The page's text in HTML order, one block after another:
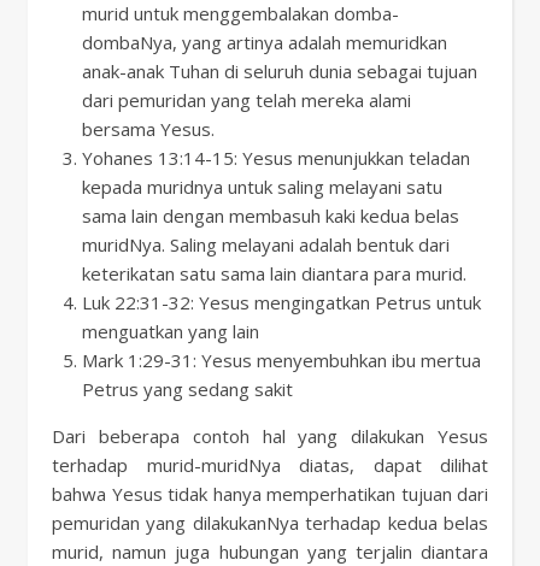
murid untuk menggembalakan domba-
dombaNya, yang artinya adalah memuridkan
anak-anak Tuhan di seluruh dunia sebagai tujuan
dari pemuridan yang telah mereka alami
bersama Yesus.
Yohanes 13:14-15: Yesus menunjukkan teladan
kepada muridnya untuk saling melayani satu
sama lain dengan membasuh kaki kedua belas
muridNya. Saling melayani adalah bentuk dari
keterikatan satu sama lain diantara para murid.
Luk 22:31-32: Yesus mengingatkan Petrus untuk
menguatkan yang lain
Mark 1:29-31: Yesus menyembuhkan ibu mertua
Petrus yang sedang sakit
Dari beberapa contoh hal yang dilakukan Yesus
terhadap murid-muridNya diatas, dapat dilihat
bahwa Yesus tidak hanya memperhatikan tujuan dari
pemuridan yang dilakukanNya terhadap kedua belas
murid, namun juga hubungan yang terjalin diantara